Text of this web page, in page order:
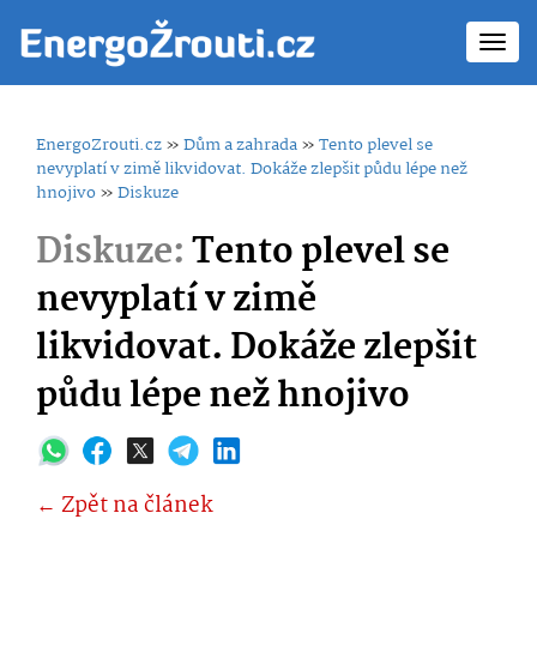
EnergoZrouti.cz»Dům a zahrada»Tento plevel se
nevyplatí v zimě likvidovat. Dokáže zlepšit půdu lépe než
hnojivo»Diskuze
Diskuze:Tento plevel se
nevyplatí v zimě
likvidovat. Dokáže zlepšit
půdu lépe než hnojivo
← Zpět na článek